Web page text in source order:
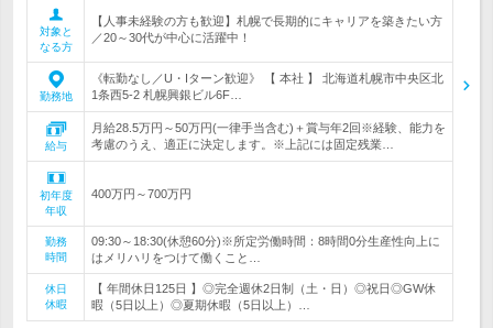
対象と
なる方
【人事未経験の方も歓迎】札幌で長期的にキャリアを築きたい方
／20～30代が中心に活躍中！
勤務地
《転勤なし／U・Iターン歓迎》 【 本社 】 北海道札幌市中央区北
1条西5-2 札幌興銀ビル6F…
給与
月給28.5万円～50万円(一律手当含む)＋賞与年2回※経験、能力を
考慮のうえ、適正に決定します。※上記には固定残業…
初年度
年収
400万円～700万円
勤務
時間
09:30～18:30(休憩60分)※所定労働時間：8時間0分生産性向上に
はメリハリをつけて働くこと…
休日
休暇
【 年間休日125日 】◎完全週休2日制（土・日）◎祝日◎GW休
暇（5日以上）◎夏期休暇（5日以上）…